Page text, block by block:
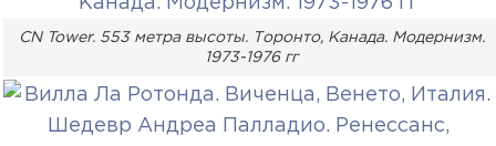
CN Tower. 553 метра высоты. Торонто, Канада. Модернизм.
1973-1976 гг